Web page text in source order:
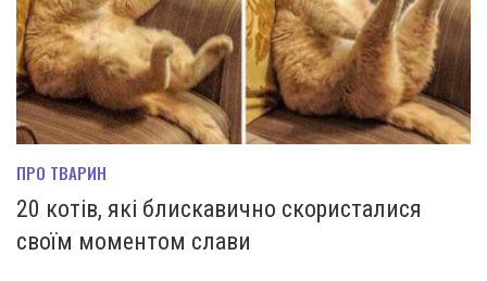
ПРО ТВАРИН
20 котів, які блискавично скористалися
своїм моментом слави